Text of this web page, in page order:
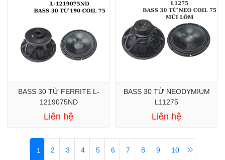
BASS 30 TỪ FERRITE L-
1219075ND
Liên hệ
BASS 30 TỪ NEODYMIUM
L11275
Liên hệ
1 2 3 4 5 6 7 8 9 10